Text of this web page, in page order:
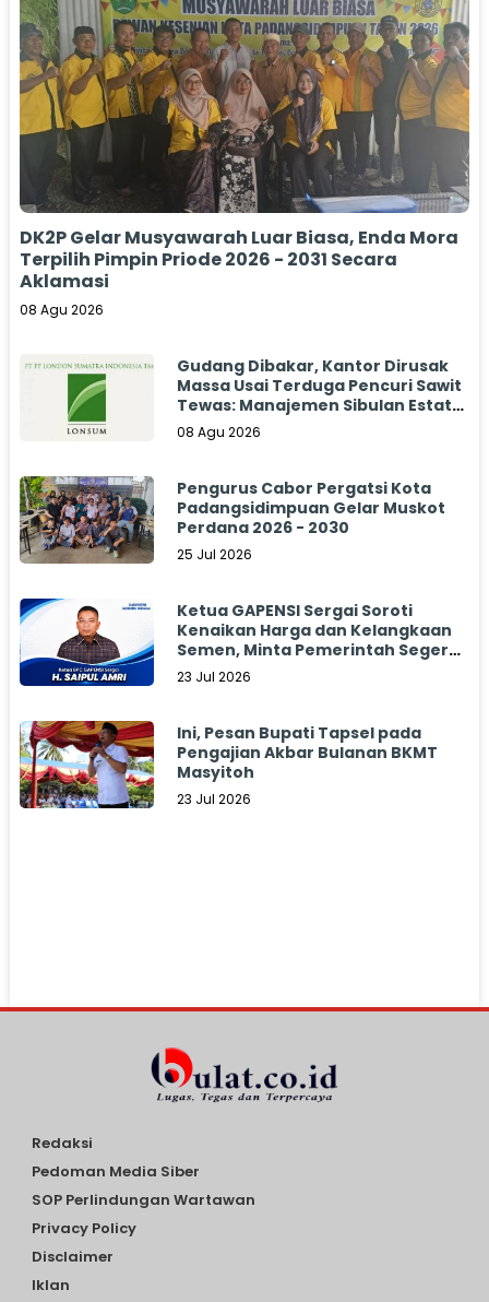
DK2P Gelar Musyawarah Luar Biasa, Enda Mora
Terpilih Pimpin Priode 2026 - 2031 Secara
Aklamasi
08 Agu 2026
Gudang Dibakar, Kantor Dirusak
Massa Usai Terduga Pencuri Sawit
Tewas: Manajemen Sibulan Estate
Bungkam
08 Agu 2026
Pengurus Cabor Pergatsi Kota
Padangsidimpuan Gelar Muskot
Perdana 2026 - 2030
25 Jul 2026
Ketua GAPENSI Sergai Soroti
Kenaikan Harga dan Kelangkaan
Semen, Minta Pemerintah Segera
Bertindak
23 Jul 2026
Ini, Pesan Bupati Tapsel pada
Pengajian Akbar Bulanan BKMT
Masyitoh
23 Jul 2026
Redaksi
Pedoman Media Siber
SOP Perlindungan Wartawan
Privacy Policy
Disclaimer
Iklan